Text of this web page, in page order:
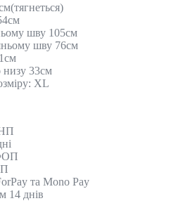
шву 105см
шву 76см
33см
XL
та Mono Pay
14 днів